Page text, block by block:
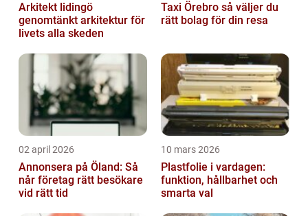
Arkitekt lidingö
genomtänkt arkitektur för
livets alla skeden
Taxi Örebro så väljer du
rätt bolag för din resa
02 april 2026
Annonsera på Öland: Så
når företag rätt besökare
vid rätt tid
10 mars 2026
Plastfolie i vardagen:
funktion, hållbarhet och
smarta val